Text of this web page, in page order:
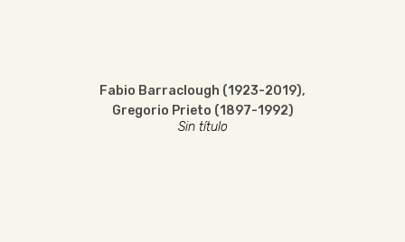
Fabio Barraclough (1923-2019),
Gregorio Prieto (1897-1992)
Sin título